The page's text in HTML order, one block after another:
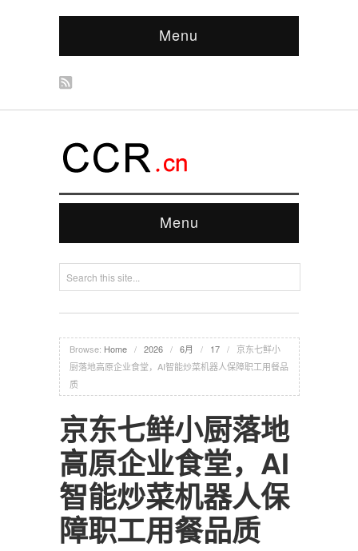
Menu
Menu
Browse: Home / 2026 / 6月 / 17 /
京东七鲜小
厨落地高原企业食堂，AI智能炒菜机器人保障职工用餐品
质
京东七鲜小厨落地
高原企业食堂，AI
智能炒菜机器人保
障职工用餐品质